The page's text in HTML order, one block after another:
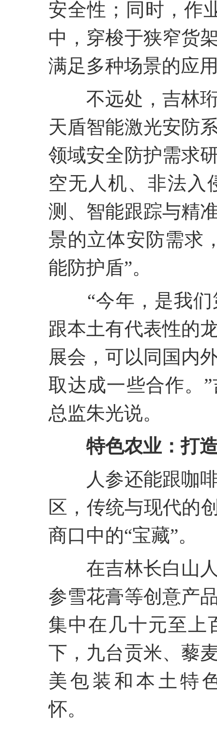
安全性；同时，作
中，穿梭于狭窄货
满足多种场景的应
不远处，吉林
天盾智能激光安防
领域安全防护需求
空无人机、非法入
测、智能跟踪与精
景的立体安防需求
能防护盾”。
“今年，是我
跟本土有代表性的
展会，可以同国内
取达成一些合作。
总监朱光说。
特色农业：打
人参还能跟咖
区，传统与现代的
商口中的“宝藏”。
在吉林长白山
参雪花膏等创意产
集中在几十元至上
下，九台贡米、藜
美包装和本土特
怀。